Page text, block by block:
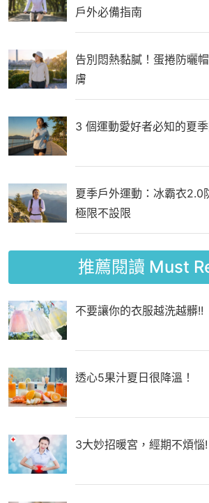
戶外必備指南
告別悶熱黏膩！蛋捲防曬
膚
3 個運動愛好者必知的夏
夏季戶外運動：冰霸衣2.0
極限不設限
推薦閱讀 Must
不要讓你的衣服越洗越髒!!
透心5果汁夏日很降溫！
3大妙招暖宮，經期不煩惱!